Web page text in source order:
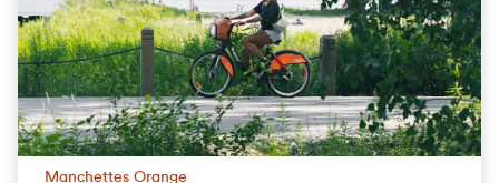
Manchettes Orange